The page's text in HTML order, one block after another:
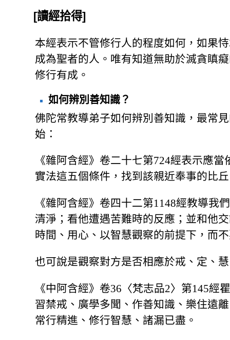
[讀經拾得]
本經表示不管修行人的程度如何，如果
成為聖者的人。唯有知道無助於滅貪瞋
修行有成。
如何辨別善知識？
佛陀常教導弟子如何辨別善知識，最常
始：
《雜阿含經》卷二十七第724經表示應
實法這五個條件，找到該親近奉事的比
《雜阿含經》卷四十二第1148經教導我
清淨；看他遭遇苦難時的反應；並和他
時間、用心、以智慧觀察的前提下，而
也可說是觀察對方是否相應於戒、定、
《中阿含經》卷36〈梵志品2〉第145經
習禁戒、廣學多聞、作善知識、樂住遠
常行精進、修行智慧、諸漏已盡。